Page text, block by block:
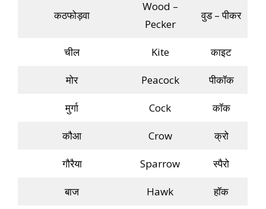
कठफोड़वा
Wood –
Pecker
वुड – पीकर
चील Kite काइट
मोर Peacock पीकॉक
मुर्गा Cock कॉक
कौआ Crow क्रो
गौरैया Sparrow स्पैरो
बाज Hawk हॉक